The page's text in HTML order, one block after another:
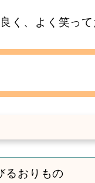
く、よく笑って
るおりもの